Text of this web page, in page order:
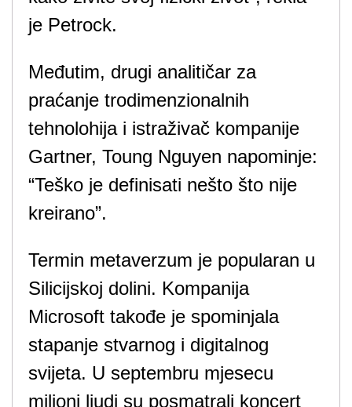
je Petrock.
Međutim, drugi analitičar za
praćanje trodimenzionalnih
tehnolohija i istraživač kompanije
Gartner, Toung Nguyen napominje:
“Teško je definisati nešto što nije
kreirano”.
Termin metaverzum je popularan u
Silicijskoj dolini. Kompanija
Microsoft takođe je spominjala
stapanje stvarnog i digitalnog
svijeta. U septembru mjesecu
milioni ljudi su posmatrali koncert